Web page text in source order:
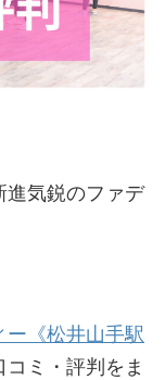
進気鋭のファデ
ー《松井山手駅
ミ・評判をま